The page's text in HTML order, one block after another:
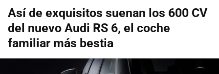
Así de exquisitos suenan los 600 CV
del nuevo Audi RS 6, el coche
familiar más bestia